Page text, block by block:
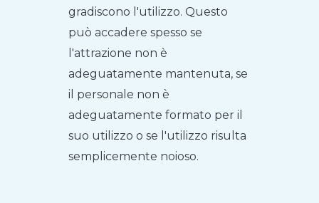
gradiscono l'utilizzo. Questo
può accadere spesso se
l'attrazione non è
adeguatamente mantenuta, se
il personale non è
adeguatamente formato per il
suo utilizzo o se l'utilizzo risulta
semplicemente noioso.